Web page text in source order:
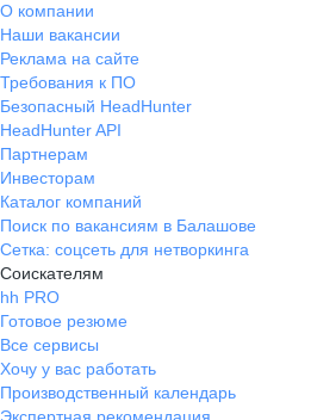
О компании
Наши вакансии
Реклама на сайте
Требования к ПО
Безопасный HeadHunter
HeadHunter API
Партнерам
Инвесторам
Каталог компаний
Поиск по вакансиям в Балашове
Сетка: соцсеть для нетворкинга
Соискателям
hh PRO
Готовое резюме
Все сервисы
Хочу у вас работать
Производственный календарь